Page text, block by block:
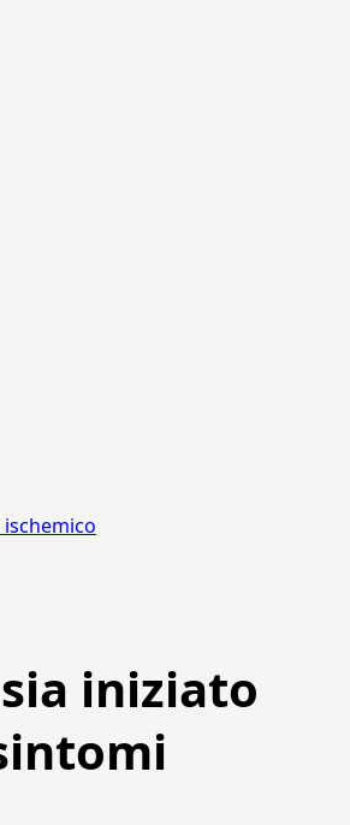
iniziato